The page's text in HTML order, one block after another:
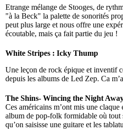
Etrange mélange de Stooges, de
"à la Beck" la palette de sonorités
peut plus large et nous offre une
écoutable, mais ça fait partie du jeu !
White Stripes : Icky Thump
Une leçon de rock épique et inventif
depuis les albums de Led Zep. Ca
The Shins- Wincing the Night
Ces américains m’ont mis une claque
album de pop-folk formidable où tout
qu’on saisisse une guitare et les